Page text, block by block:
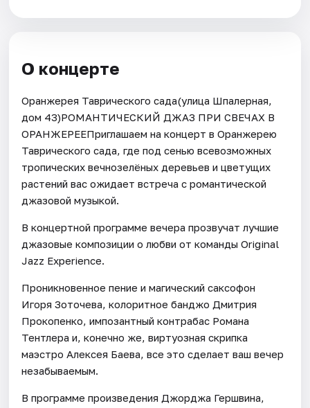
О концерте
Оранжерея Таврического сада(улица Шпалерная,
дом 43)РОМАНТИЧЕСКИЙ ДЖАЗ ПРИ СВЕЧАХ В
ОРАНЖЕРЕЕПриглашаем на концерт в Оранжерею
Таврического сада, где под сенью всевозможных
тропических вечнозелёных деревьев и цветущих
растений вас ожидает встреча с романтической
джазовой музыкой.
В концертной программе вечера прозвучат лучшие
джазовые композиции о любви от команды Original
Jazz Experience.
Проникновенное пение и магический саксофон
Игоря Зоточева, колоритное банджо Дмитрия
Прокопенко, импозантный контрабас Романа
Тентлера и, конечно же, виртуозная скрипка
маэстро Алексея Баева, все это сделает ваш вечер
незабываемым.
В программе произведения Джорджа Гершвина,